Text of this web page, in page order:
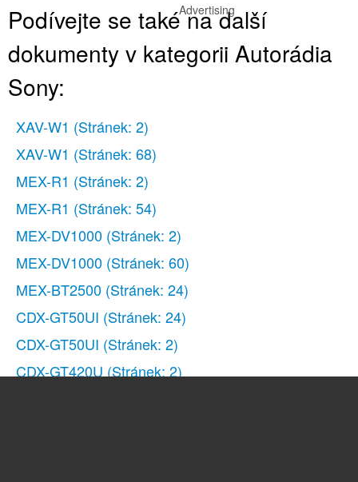
Advertising
Podívejte se také na další
dokumenty v kategorii Autorádia
Sony:
XAV-W1 (Stránek: 2)
XAV-W1 (Stránek: 68)
MEX-R1 (Stránek: 2)
MEX-R1 (Stránek: 54)
MEX-DV1000 (Stránek: 2)
MEX-DV1000 (Stránek: 60)
MEX-BT2500 (Stránek: 24)
CDX-GT50UI (Stránek: 24)
CDX-GT50UI (Stránek: 2)
CDX-GT420U (Stránek: 2)